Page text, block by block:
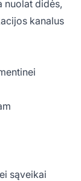
nuolat didės,
kanalus
sąveikai